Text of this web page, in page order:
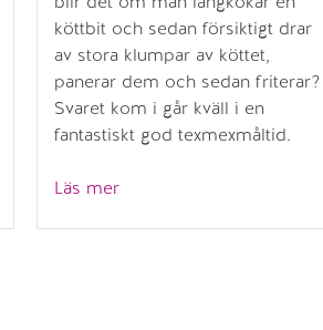
köttbit och sedan försiktigt drar
av stora klumpar av köttet,
panerar dem och sedan friterar?
Svaret kom i går kväll i en
fantastiskt god texmexmåltid.
Läs mer”Friterad